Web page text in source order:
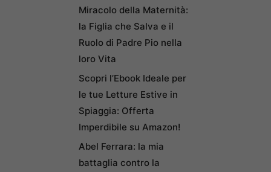
Miracolo della Maternità:
la Figlia che Salva e il
Ruolo di Padre Pio nella
loro Vita
Scopri l’Ebook Ideale per
le tue Letture Estive in
Spiaggia: Offerta
Imperdibile su Amazon!
Abel Ferrara: la mia
battaglia contro la